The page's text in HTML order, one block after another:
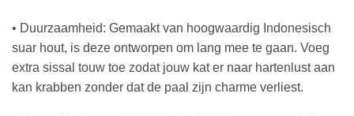
• Duurzaamheid: Gemaakt van hoogwaardig Indonesisch
suar hout, is deze ontworpen om lang mee te gaan. Voeg
extra sissal touw toe zodat jouw kat er naar hartenlust aan
kan krabben zonder dat de paal zijn charme verliest.